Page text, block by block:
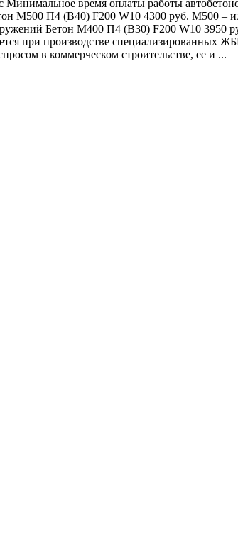
время оплаты работы
М500 П4 (В40) F200 W10 4300 руб. М500 –
Бетон М400 П4 (В30) F200 W10 3950
при производстве специализированных
в коммерческом строительстве, ее и ...